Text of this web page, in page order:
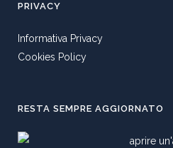
PRIVACY
Informativa Privacy
Cookies Policy
RESTA SEMPRE AGGIORNATO